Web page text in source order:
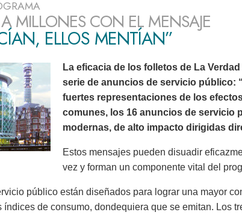
MILLONES CON EL MENSAJE
ELLOS MENTÍAN”
La eficacia de los folletos de La
serie de anuncios de servicio público:
fuertes representaciones de los
comunes, los 16 anuncios de servicio
modernas, de alto impacto dirigidas
Estos mensajes pueden disuadir
vez y forman un componente vital del
público están diseñados para lograr una mayor
índices de consumo, dondequiera que se emitan. Los